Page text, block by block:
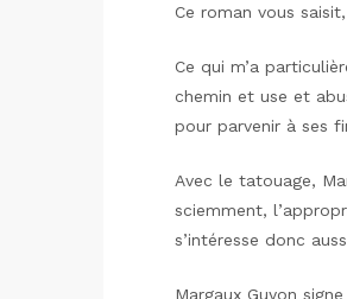
Ce roman vous
Ce qui m’a
chemin et use et
pour parvenir à ses
Avec le tatouage,
sciemment,
s’intéresse donc
Margaux Guyon